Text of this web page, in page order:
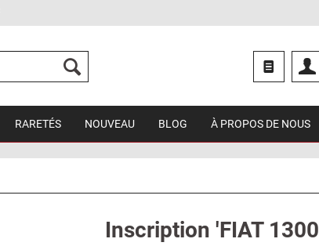
RARETÉS NOUVEAU BLOG À PROPOS DE NOUS
Inscription 'FIAT 1300